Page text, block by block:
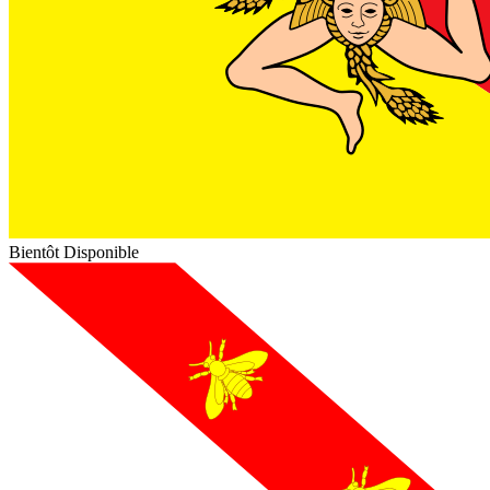
Bientôt Disponible